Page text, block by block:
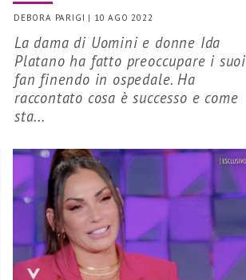
DEBORA PARIGI | 10 AGO 2022
La dama di Uomini e donne Ida
Platano ha fatto preoccupare i suoi
fan finendo in ospedale. Ha
raccontato cosa è successo e come
sta...